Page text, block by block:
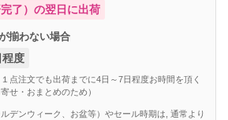
了）の翌日に出荷
揃わない場合
程度
点注文でも出荷までに4日～7日程度お時間を頂く
せ・おまとめのため）
デンウィーク、お盆等）やセール時期は, 通常より